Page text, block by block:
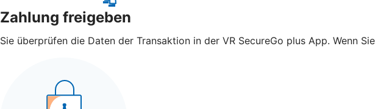
Zahlung freigeben
Sie überprüfen die Daten der Transaktion in der VR SecureGo plus App. Wenn